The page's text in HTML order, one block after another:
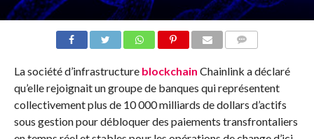
La société d’infrastructure blockchain Chainlink a déclaré
qu’elle rejoignait un groupe de banques qui représentent
collectivement plus de 10 000 milliards de dollars d’actifs
sous gestion pour débloquer des paiements transfrontaliers